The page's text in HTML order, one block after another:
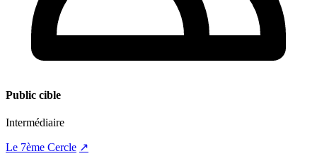
Public cible
Intermédiaire
Le 7ème Cercle ↗